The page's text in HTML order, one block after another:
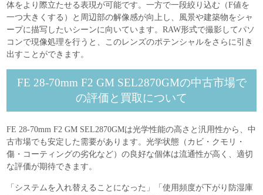
体をより際立たせる表現が可能です。一方で一段絞り込む（F値を
一つ大きくする）と周辺部の解像感が向上し、風景や建築物をシャ
ープに描写したいシーンに向いています。RAW形式で撮影してパソ
コンで現像処理を行うと、このレンズのポテンシャルをさらに引き
出すことができます。
FE 28-70mm F2 GM SEL2870GMの中古市場で
の評価と買取について
FE 28-70mm F2 GM SEL2870GMは光学性能の高さと汎用性から、中
古市場でも安定した需要があります。光学状態（カビ・クモリ・
傷・コーティングの劣化など）の良好な個体は流通性が高く、適切
な評価が期待できます。
「システムを入れ替えることになった」「使用頻度が下がり防湿庫